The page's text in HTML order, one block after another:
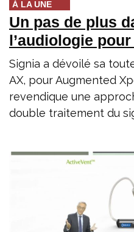
À LA UNE
Un pas de plus
l’audiologie
Signia a dévoilé sa
AX, pour Augmented
revendique une
double traitement du